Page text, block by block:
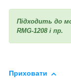
Підходить до
RMG-1208 і пр.
Приховати